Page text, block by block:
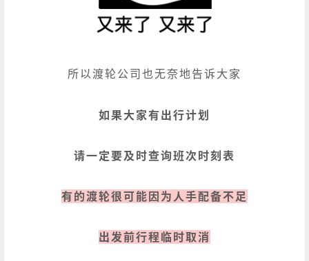
所以渡轮公司也无奈地告诉大家
如果大家有出行计划
请一定要及时查询班次时刻表
有的渡轮很可能因为人手配备不足
出发前行程临时取消